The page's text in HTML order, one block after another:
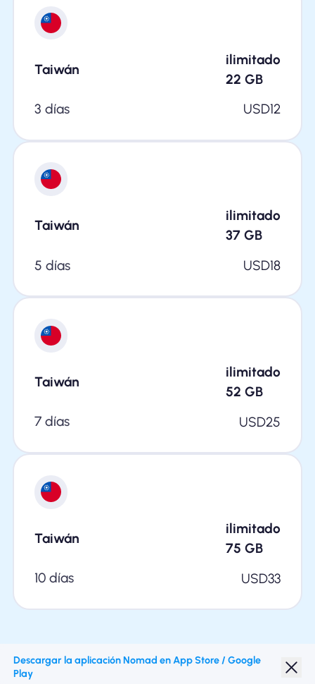
Taiwán
ilimitado
22 GB
3 días
USD12
Taiwán
ilimitado
37 GB
5 días
USD18
Taiwán
ilimitado
52 GB
7 días
USD25
Taiwán
ilimitado
75 GB
10 días
USD33
Descargar la aplicación Nomad en App Store / Google
Play